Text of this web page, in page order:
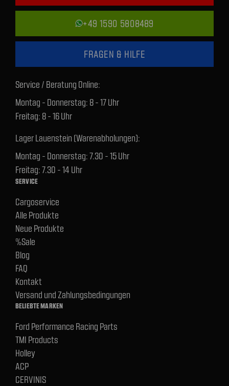
+49 1590 5808489
FRAGEN & HILFE
Service / Beratung Online:
Montag - Donnerstag: 8 - 17 Uhr
Freitag: 8 - 16 Uhr
Lager Lauenstein (Warenabholungen):
Montag - Donnerstag: 7.30 - 15 Uhr
Freitag: 7.30 - 14 Uhr
SERVICE
Cargoservice
Alle Produkte
Neue Produkte
%Sale
Blog
FAQ
Kontakt
Versand und Zahlungsbedingungen
BELIEBTE MARKEN
Ford Performance Racing Parts
TMI Products
Holley
ACP
CERVINIS